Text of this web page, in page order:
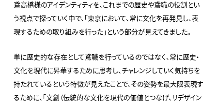
鳶高橋様のアイデンティティを、これまでの歴史や鳶職の役割とい
う視点で探っていく中で、「東京において、常に文化を再発見し、表
現するための取り組みを行った」という部分が見えてきました。
単に歴史的な存在として鳶職を行っているのではなく、常に歴史・
文化を現代に昇華するために思考し、チャレンジしていく気持ちを
持たれているという特徴が見えたことで、その姿勢を最大限表現す
るために、「文創（伝統的な文化を現代の価値とつなげ、リデザイン